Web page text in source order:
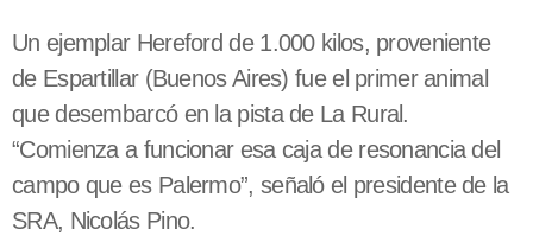
Un ejemplar Hereford de 1.000 kilos, proveniente
de Espartillar (Buenos Aires) fue el primer animal
que desembarcó en la pista de La Rural.
“Comienza a funcionar esa caja de resonancia del
campo que es Palermo”, señaló el presidente de la
SRA, Nicolás Pino.